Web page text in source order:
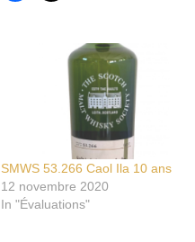
SMWS 53.266 Caol Ila 10 ans
12 novembre 2020
In "Évaluations"